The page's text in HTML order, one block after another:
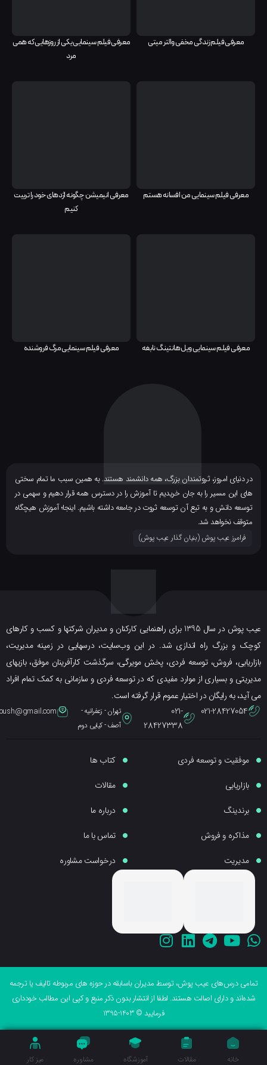
معرفی فیلم زندگی مخفی والتر میتی
معرفی فیلم سینمایی یکی از روزهایی که همی
معرفی فیلم سینمایی من افسانه هستم
معرفی انیمیشن چگونه اژدهای خود را تربیت
معرفی فیلم سینمایی ویل هانتینگ نابغه معرفی فیلم سینمایی مرگ فروشنده
دنیای امروز، ثروتمندان بزرگ، همه دانشمند هستند. به همین سبب ما تمام سختی
این مسیر را به جان خریدیم تا آموزش را در دسترس همه قرار دهیم و سهمی در
دانش و به تبع آن توسعه ثروت در جامعه داشته باشیم. اینجا؛ آموزش هیچگاه
نخواهد شد.
فرامرز عیب پوش (بنیان گذار عیب پوش​)
عیب پوش در سال 1395 برای راهنمایی کارکنان و مدیران شرکتها و کسب و کارهای
و بزرگ راه اندازی شد. در این وب‌سایت، درسهایی در زمینه مدیریت،
فروش، توسعه فردی، پخش مویرگی، سرگذشت کارآفرینان موفق، بازیهای
و بسیاری از موارد مفیدی که در توسعه فردی و سازمانی به کمک تمام افراد
به رایگان در اختیار عموم قرار گرفته است.
021-28427054
021-
28427338
تهران - زعفرانیه -
آصف - کیایی دوم
eybpoush@gmail.com
موفقیت و توسعه فردی
بازاریابی
برندینگ
مذاکره و فروش
مدیریت
کتاب ها
مقالات
درباره ما
تماس با ما
درخواست مشاوره
درس‌های عیب پوش، توسط مدیران باسابقه در حوزه های مربوطه تالیف یا ترجمه
و دارای اصالت هستند. لطفا از انتشار بدون ذکر منبع و کپی این مطالب خودداری
فرمایید © 1403-1395
مقالات آموزشگاه مشاوره